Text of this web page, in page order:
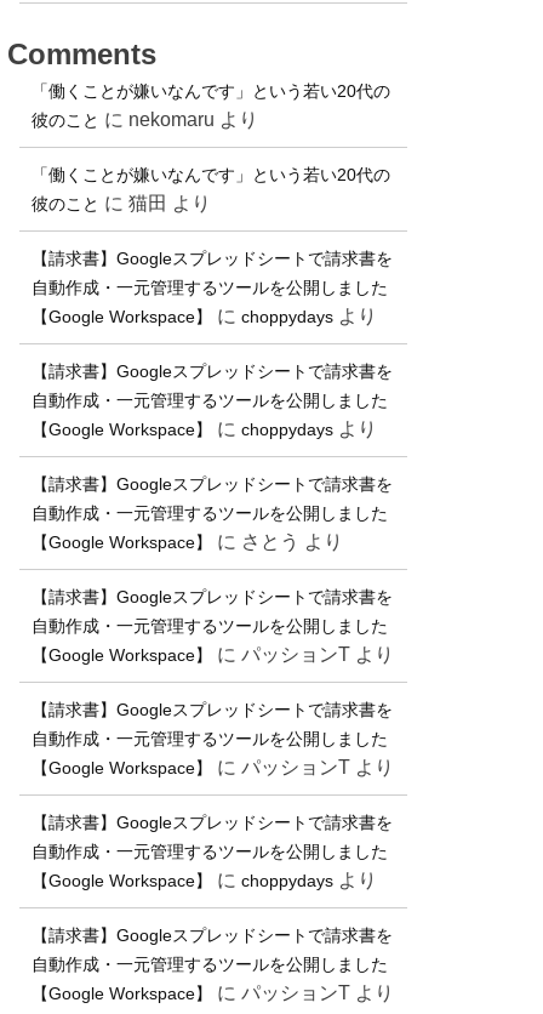
Comments
「働くことが嫌いなんです」という若い20代の
彼のこと に nekomaru より
「働くことが嫌いなんです」という若い20代の
彼のこと に 猫田 より
【請求書】Googleスプレッドシートで請求書を
自動作成・一元管理するツールを公開しました
【Google Workspace】
に choppydays より
【請求書】Googleスプレッドシートで請求書を
自動作成・一元管理するツールを公開しました
【Google Workspace】
に choppydays より
【請求書】Googleスプレッドシートで請求書を
自動作成・一元管理するツールを公開しました
【Google Workspace】
に さとう より
【請求書】Googleスプレッドシートで請求書を
自動作成・一元管理するツールを公開しました
【Google Workspace】
に パッションT より
【請求書】Googleスプレッドシートで請求書を
自動作成・一元管理するツールを公開しました
【Google Workspace】
に パッションT より
【請求書】Googleスプレッドシートで請求書を
自動作成・一元管理するツールを公開しました
【Google Workspace】
に choppydays より
【請求書】Googleスプレッドシートで請求書を
自動作成・一元管理するツールを公開しました
【Google Workspace】
に パッションT より